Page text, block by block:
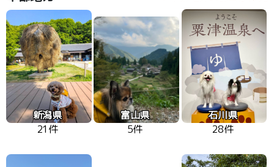
新潟県
21件
富山県
5件
石川県
28件